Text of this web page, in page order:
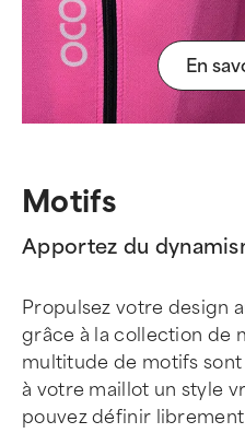
En
Motifs
Apportez du
Propulsez votre design
grâce à la collection de
multitude de motifs
à votre maillot un style
pouvez définir